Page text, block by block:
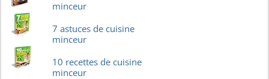
minceur
7 astuces de cuisine
minceur
10 recettes de cuisine
minceur